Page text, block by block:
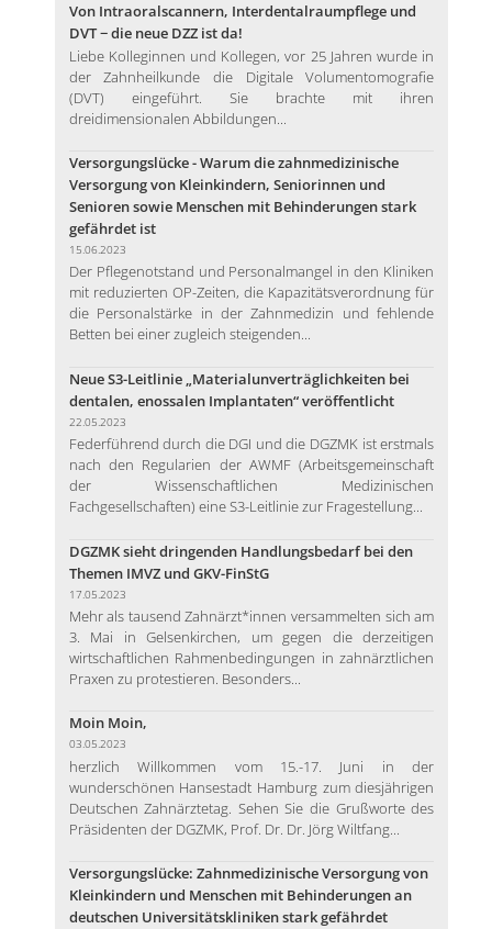
Von Intraoralscannern, Interdentalraumpflege und
DVT − die neue DZZ ist da!
Liebe Kolleginnen und Kollegen, vor 25 Jahren wurde in
der Zahnheilkunde die Digitale Volumentomografie
(DVT) eingeführt. Sie brachte mit ihren
dreidimensionalen Abbildungen...
Versorgungslücke - Warum die zahnmedizinische
Versorgung von Kleinkindern, Seniorinnen und
Senioren sowie Menschen mit Behinderungen stark
gefährdet ist
15.06.2023
Der Pflegenotstand und Personalmangel in den Kliniken
mit reduzierten OP-Zeiten, die Kapazitätsverordnung für
die Personalstärke in der Zahnmedizin und fehlende
Betten bei einer zugleich steigenden...
Neue S3-Leitlinie „Materialunverträglichkeiten bei
dentalen, enossalen Implantaten“ veröffentlicht
22.05.2023
Federführend durch die DGI und die DGZMK ist erstmals
nach den Regularien der AWMF (Arbeitsgemeinschaft
der Wissenschaftlichen Medizinischen
Fachgesellschaften) eine S3-Leitlinie zur Fragestellung...
DGZMK sieht dringenden Handlungsbedarf bei den
Themen IMVZ und GKV-FinStG
17.05.2023
Mehr als tausend Zahnärzt*innen versammelten sich am
3. Mai in Gelsenkirchen, um gegen die derzeitigen
wirtschaftlichen Rahmenbedingungen in zahnärztlichen
Praxen zu protestieren. Besonders...
Moin Moin,
03.05.2023
herzlich Willkommen vom 15.-17. Juni in der
wunderschönen Hansestadt Hamburg zum diesjährigen
Deutschen Zahnärztetag. Sehen Sie die Grußworte des
Präsidenten der DGZMK, Prof. Dr. Dr. Jörg Wiltfang...
Versorgungslücke: Zahnmedizinische Versorgung von
Kleinkindern und Menschen mit Behinderungen an
deutschen Universitätskliniken stark gefährdet